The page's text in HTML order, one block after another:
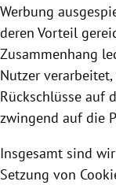
Werbung
deren Vorteil
Zusammenhang
Nutzer
Rückschlüsse auf
zwingend auf die
Insgesamt sind
Setzung von